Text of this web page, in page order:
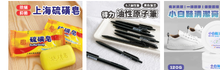
超商取貨付款
LINE Pay
Apple Pay
街口支付